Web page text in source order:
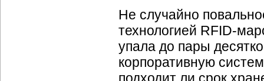
Не случайно
технологией RFID-
упала до пары
корпоративную